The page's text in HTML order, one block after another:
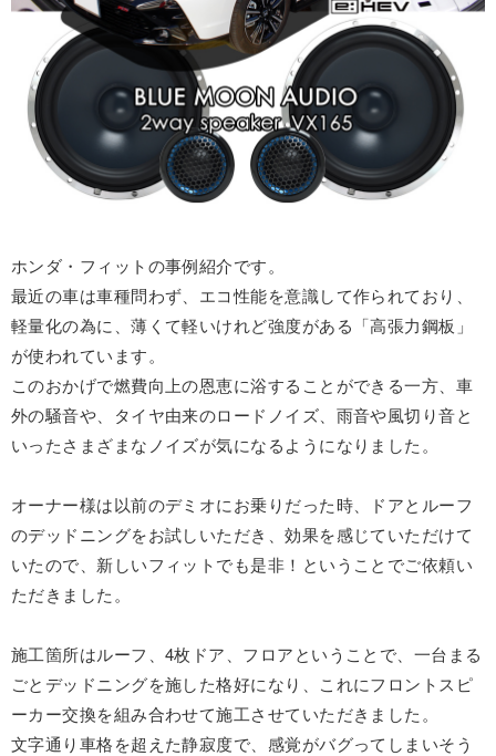
ホンダ・フィットの事例紹介です。
最近の車は車種問わず、エコ性能を意識して作られており、
軽量化の為に、薄くて軽いけれど強度がある「高張力鋼板」
が使われています。
このおかげで燃費向上の恩恵に浴することができる一方、車
外の騒音や、タイヤ由来のロードノイズ、雨音や風切り音と
いったさまざまなノイズが気になるようになりました。
オーナー様は以前のデミオにお乗りだった時、ドアとルーフ
のデッドニングをお試しいただき、効果を感じていただけて
いたので、新しいフィットでも是非！ということでご依頼い
ただきました。
施工箇所はルーフ、4枚ドア、フロアということで、一台まる
ごとデッドニングを施した格好になり、これにフロントスピ
ーカー交換を組み合わせて施工させていただきました。
文字通り車格を超えた静寂度で、感覚がバグってしまいそう